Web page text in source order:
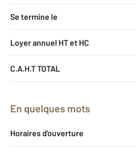
Se termine le
Loyer annuel HT et HC
C.A.H.T TOTAL
En quelques mots
Horaires d'ouverture